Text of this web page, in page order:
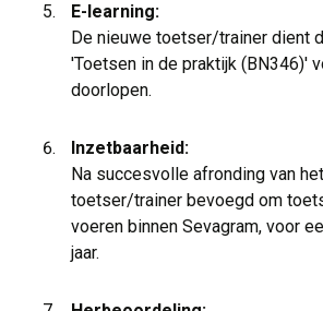
E-learning:
De nieuwe toetser/trainer dient
'Toetsen in de praktijk (BN346)'
doorlopen.
Inzetbaarheid:
Na succesvolle afronding van
toetser/trainer bevoegd om
voeren binnen Sevagram, voor
jaar.